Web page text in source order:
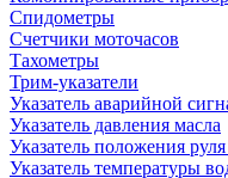
Спидометры
Счетчики моточасов
Тахометры
Трим-указатели
Указатель аварийной
Указатель давления масла
Указатель положения
Указатель температуры